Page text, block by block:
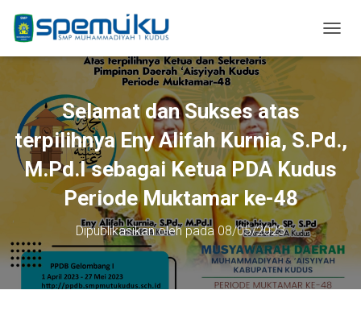
O
N
A
V
I
Selamat dan Sukses atas
terpilihnya Eny Alifah Kurnia, S.Pd.,
M.Pd.I sebagai Ketua PDA Kudus
Periode Muktamar ke-48
Dipublikasikan olehpada 08/05/2023